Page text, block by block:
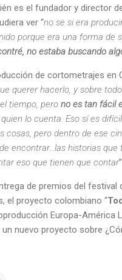
es el fundador y director
ver “no se si era
porque era una forma de
no estaba buscando
de cortometrajes en
querer hacerlo, y sobre
tiempo, pero no es tan fácil
lo cuenta. Eso sí es difícil
pero dentro de ese
encontrar…las historias
eso que tienen que contar”
de premios del
el proyecto colombiano “
Europa-América
nuevo proyecto sobre